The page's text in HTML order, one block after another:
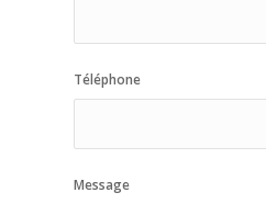
Téléphone
Message